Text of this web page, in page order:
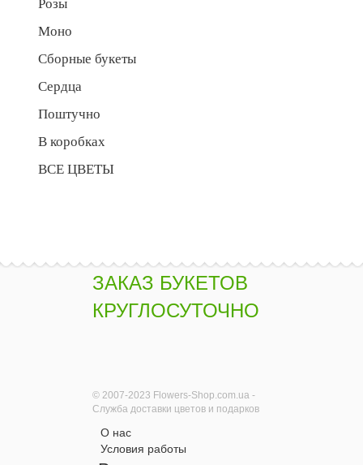
Розы
Моно
Сборные букеты
Сердца
Поштучно
В коробках
ВСЕ ЦВЕТЫ
ЗАКАЗ БУКЕТОВ
КРУГЛОСУТОЧНО
© 2007-2023 Flowers-Shop.com.ua -
Служба доставки цветов и подарков
О нас
Условия работы